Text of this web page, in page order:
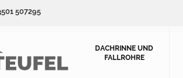
507295
DACHRINNE UND
FALLROHRE